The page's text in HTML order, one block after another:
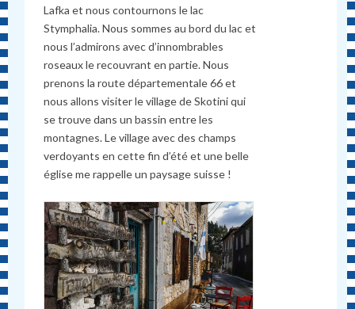
Lafka et nous contournons le lac
Stymphalia. Nous sommes au bord du lac et
nous l’admirons avec d’innombrables
roseaux le recouvrant en partie. Nous
prenons la route départementale 66 et
nous allons visiter le village de Skotini qui
se trouve dans un bassin entre les
montagnes. Le village avec des champs
verdoyants en cette fin d’été et une belle
église me rappelle un paysage suisse !